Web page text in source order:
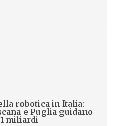
robotica in Italia:
e Puglia guidano
miliardi